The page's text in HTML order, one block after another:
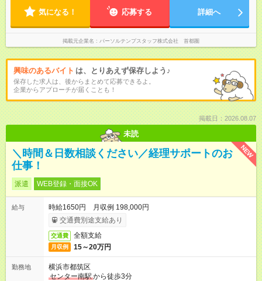
気になる！ 応募する 詳細へ
掲載元企業名 パーソルテンプスタッフ株式会社 首都圏
興味のあるバイト は、とりあえず保存しよう♪
保存した求人は、後からまとめて応募できるよ。
企業からアプローチが届くことも！
掲載日：2026.08.07
未読
NEW
＼時間＆日数相談ください／経理サポートのお
仕事！
派遣 WEB登録・面接OK
給与
時給1650円 月収例 198,000円
交通費別途支給あり
交通費 全額支給
月収例 15～20万円
勤務地
横浜市都筑区
センター南駅から徒歩3分